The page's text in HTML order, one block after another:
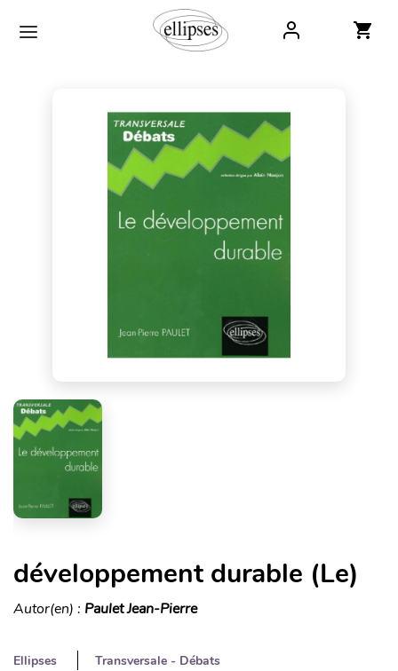
développement durable (Le)
Autor(en) : Paulet Jean-Pierre
Ellipses
Transversale - Débats